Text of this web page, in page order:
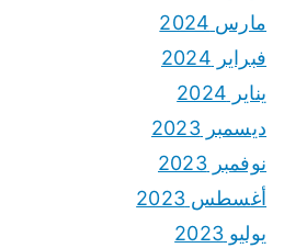
مارس 2024
فبراير 2024
يناير 2024
ديسمبر 2023
نوفمبر 2023
أغسطس 2023
يوليو 2023